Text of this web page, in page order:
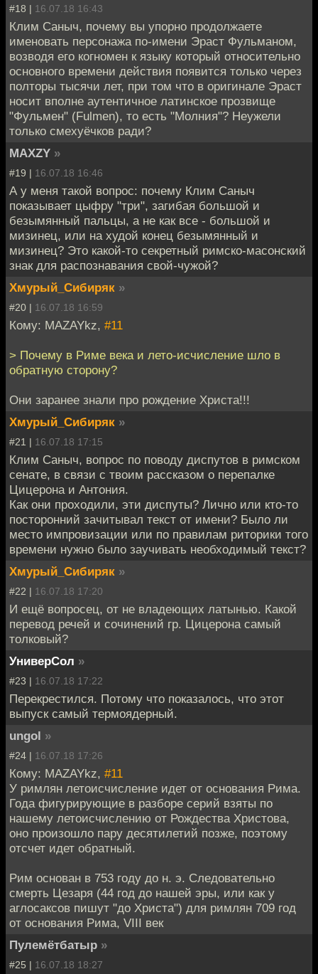
#18 | 16.07.18 16:43
Клим Саныч, почему вы упорно продолжаете
именовать персонажа по-имени Эраст Фульманом,
возводя его когномен к языку который относительно
основного времени действия появится только через
полторы тысячи лет, при том что в оригинале Эраст
носит вполне аутентичное латинское прозвище
"Фульмен" (Fulmen), то есть "Молния"? Неужели
только смехуёчков ради?
MAXZY »
#19 | 16.07.18 16:46
А у меня такой вопрос: почему Клим Саныч
показывает цыфру "три", загибая большой и
безымянный пальцы, а не как все - большой и
мизинец, или на худой конец безымянный и
мизинец? Это какой-то секретный римско-масонский
знак для распознавания свой-чужой?
Хмурый_Сибиряк »
#20 | 16.07.18 16:59
Кому: MAZAYkz, #11
> Почему в Риме века и лето-исчисление шло в
обратную сторону?
Они заранее знали про рождение Христа!!!
Хмурый_Сибиряк »
#21 | 16.07.18 17:15
Клим Саныч, вопрос по поводу диспутов в римском
сенате, в связи с твоим рассказом о перепалке
Цицерона и Антония.
Как они проходили, эти диспуты? Лично или кто-то
посторонний зачитывал текст от имени? Было ли
место импровизации или по правилам риторики того
времени нужно было заучивать необходимый текст?
Хмурый_Сибиряк »
#22 | 16.07.18 17:20
И ещё вопросец, от не владеющих латынью. Какой
перевод речей и сочинений гр. Цицерона самый
толковый?
УниверСол »
#23 | 16.07.18 17:22
Перекрестился. Потому что показалось, что этот
выпуск самый термоядерный.
ungol »
#24 | 16.07.18 17:26
Кому: MAZAYkz, #11
У римлян летоисчисление идет от основания Рима.
Года фигурирующие в разборе серий взяты по
нашему летоисчислению от Рождества Христова,
оно произошло пару десятилетий позже, поэтому
отсчет идет обратный.
Рим основан в 753 году до н. э. Следовательно
смерть Цезаря (44 год до нашей эры, или как у
аглосаксов пишут "до Христа") для римлян 709 год
от основания Рима, VIII век
Пулемётбатыр »
#25 | 16.07.18 18:27